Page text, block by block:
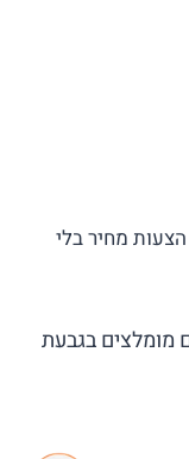
ממלאים את הפרטים ומשווים עד 5 הצעות מחיר בלי
מומלצים בגבעת